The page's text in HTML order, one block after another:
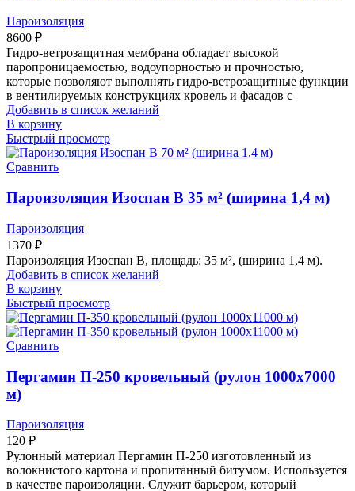
Пароизоляция
8600 ₽
Гидро-ветрозащитная мембрана обладает высокой
паропроницаемостью, водоупорностью и прочностью,
которые позволяют выполнять гидро-ветрозащитные функции
в вентилируемых конструкциях кровель и фасадов с
Добавить в список желаний
В корзину
Быстрый просмотр
Сравнить
Пароизоляция Изоспан В 35 м² (ширина 1,4 м)
Пароизоляция
1370 ₽
Пароизоляция Изоспан В, площадь: 35 м², (ширина 1,4 м).
Добавить в список желаний
В корзину
Быстрый просмотр
Сравнить
Пергамин П-250 кровельный (рулон 1000х7000
м)
Пароизоляция
120 ₽
Рулонный материал Пергамин П-250 изготовленный из
волокнистого картона и пропитанный битумом. Используется
в качестве пароизоляции. Служит барьером, который